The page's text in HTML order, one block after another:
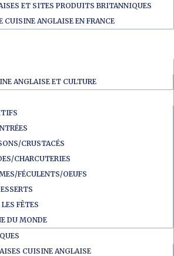
ET SITES PRODUITS BRITANNIQUES
CUISINE ANGLAISE EN FRANCE
ANGLAISE ET CULTURE
CRUSTACÉS
CHARCUTERIES
FÉCULENTS/OEUFS
FÊTES
DU MONDE
CUISINE ANGLAISE